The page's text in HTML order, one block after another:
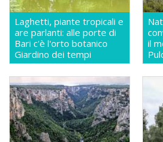
Laghetti, piante tropicali e
are parlanti: alle porte di
Bari c'è l'orto botanico
Giardino dei tempi
il